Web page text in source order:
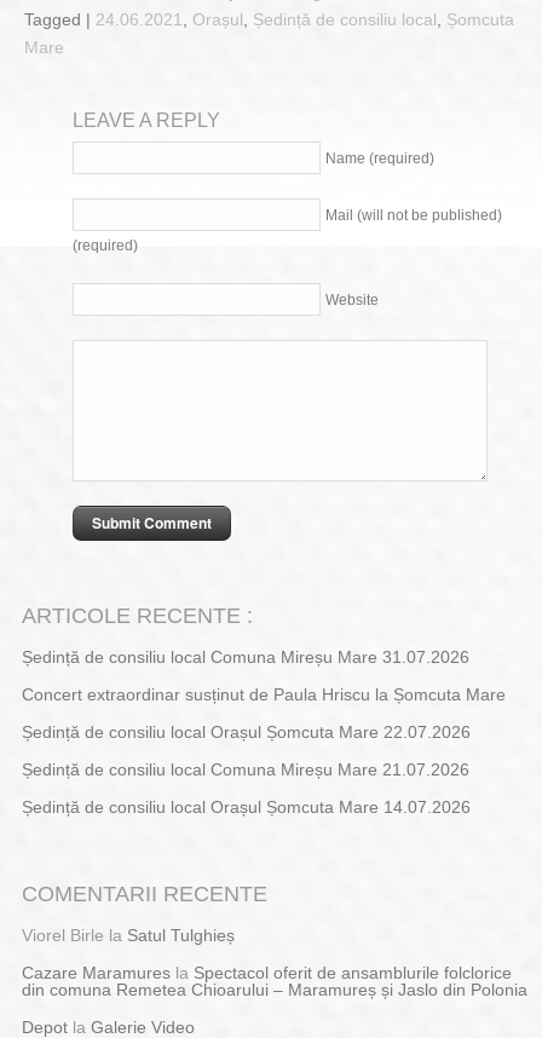
Tagged | 24.06.2021 Orașul Ședință de consiliu local
Șomcuta
Mare
LEAVE A REPLY
Name (required)
Mail (will not be published)
(required)
Website
ARTICOLE RECENTE :
Ședință de consiliu local Comuna Mireșu Mare 31.07.2026
Concert extraordinar susținut de Paula Hriscu la Șomcuta Mare
Ședință de consiliu local Orașul Șomcuta Mare 22.07.2026
Ședință de consiliu local Comuna Mireșu Mare 21.07.2026
Ședință de consiliu local Orașul Șomcuta Mare 14.07.2026
COMENTARII RECENTE
Viorel Birle la Satul Tulghieș
Cazare Maramuresla Spectacol oferit de ansamblurile folclorice
din comuna Remetea Chioarului – Maramureș și Jaslo din Polonia
Depotla Galerie Video